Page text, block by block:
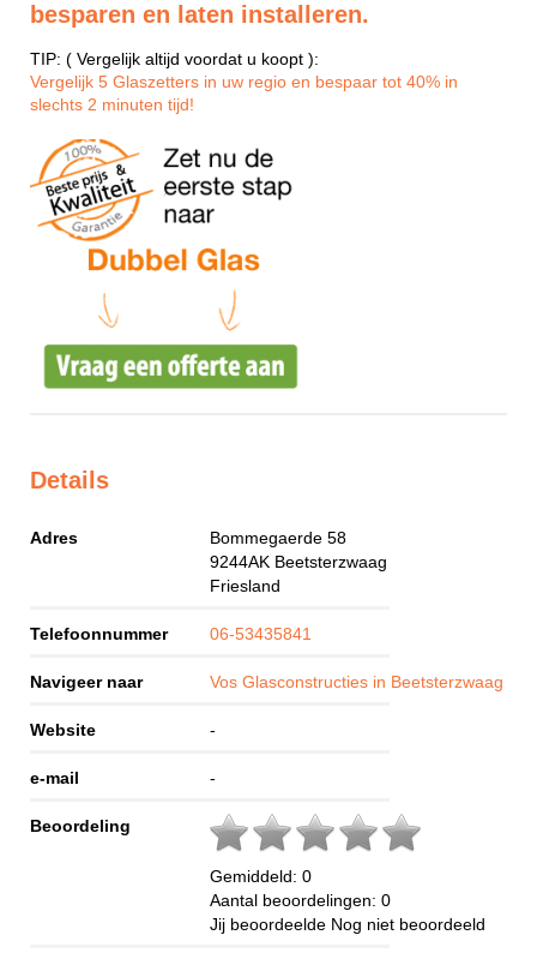
besparen en laten installeren.
TIP: ( Vergelijk altijd voordat u koopt ):
Vergelijk 5 Glaszetters in uw regio en bespaar tot 40% in
slechts 2 minuten tijd!
Details
Adres
Bommegaerde 58
9244AK Beetsterzwaag
Friesland
Telefoonnummer 06-53435841
Navigeer naar Vos Glasconstructies in Beetsterzwaag
Website -
e-mail -
Beoordeling
Gemiddeld: 0
Aantal beoordelingen: 0
Jij beoordeelde Nog niet beoordeeld